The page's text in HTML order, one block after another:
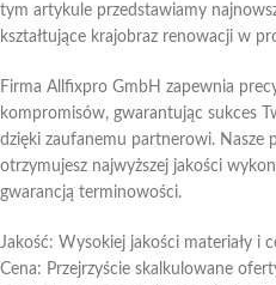
tym artykule przedstawiamy
kształtujące krajobraz renowacji w
Firma Allfixpro GmbH zapewnia
kompromisów, gwarantując sukces
dzięki zaufanemu partnerowi. Nasze
otrzymujesz najwyższej jakości
gwarancją terminowości.
Jakość: Wysokiej jakości materiały i
Cena: Przejrzyście skalkulowane